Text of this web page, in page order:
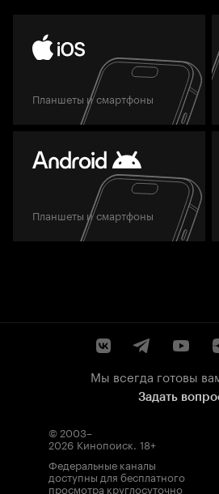
Планшеты и смартфоны
Планшеты и смартфоны
Мы всегда готовы
Задать
© 2003–
2026 Кинопоиск. 18+
Федеральные каналы
доступны для бесплатного
просмотра круглосуточно